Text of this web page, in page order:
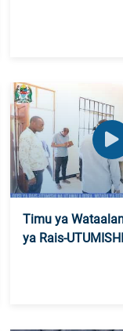
Timu ya
ya Rais-